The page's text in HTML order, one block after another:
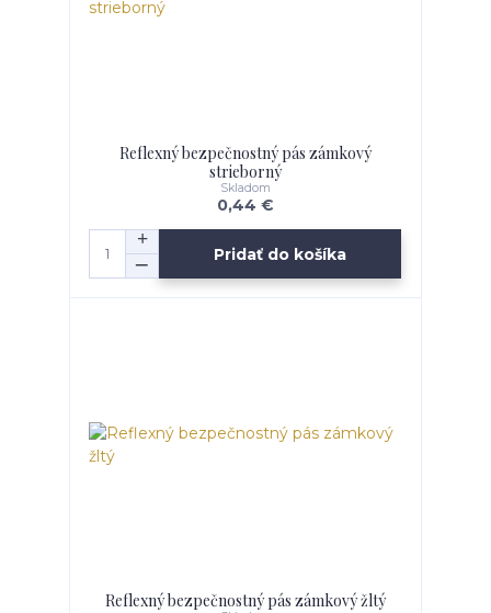
Reflexný bezpečnostný pás zámkový
strieborný
0,44 €
Skladom
Pridať do košíka
Reflexný bezpečnostný pás zámkový žltý